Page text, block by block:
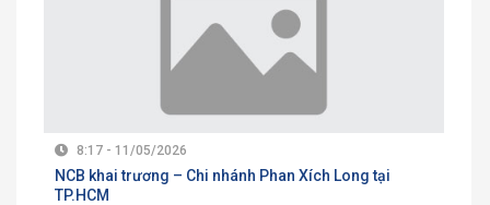
8:17 - 11/05/2026
NCB khai trương – Chi nhánh Phan Xích Long tại
TP.HCM